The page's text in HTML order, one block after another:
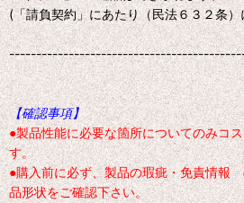
(「請負契約」にあたり（民法６３２条
【確認事項】
●製品性能に必要な箇所についてのみコ
す。
●購入前に必ず、製品の瑕疵・免責情報
品形状をご確認下さい。